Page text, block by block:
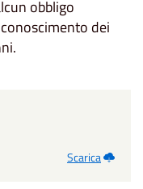
obbligo
dei
Scarica